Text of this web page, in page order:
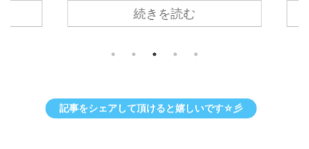
続きを読む
記事をシェアして頂けると嬉しいです☆彡